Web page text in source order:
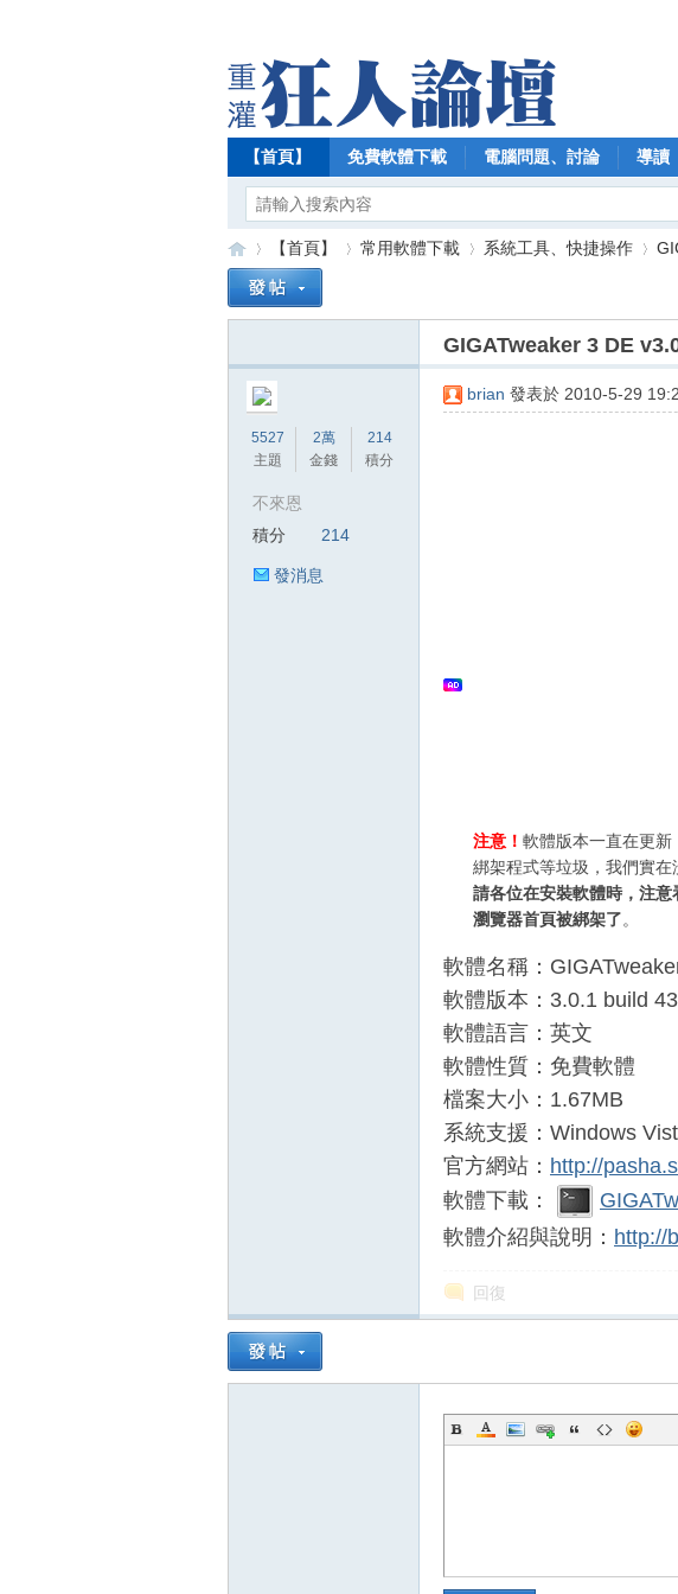
【首頁】 免費軟體下載 電腦問題、討論 導讀
【首頁】 常用軟體下載
›
系統工具、快捷操作
›
GIGATweaker 3 DE
5527
主題
2萬
金錢
214
積分
不來恩
積分
214
發消息
brian 發表於 2010-5-29
注意！ 軟體版本一直在更
綁架程式等垃圾，我們實在
請各位在安裝軟體時，注
瀏覽器首頁被綁架了。
軟體名稱：
軟體版本：3.0.1 build
軟體語言：英文
軟體性質：免費軟體
檔案大小：1.67MB
系統支援：Windows
官方網站： http://
軟體下載：
軟體介紹與說明： http://
回復